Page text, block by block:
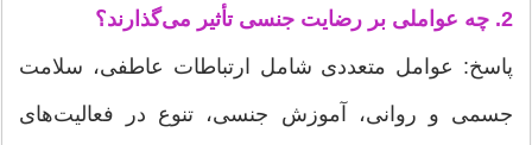
2. چه عواملی بر رضایت جنسی تأثیر می‌گذارند؟
پاسخ: عوامل متعددی شامل ارتباطات عاطفی، سلامت
جسمی و روانی، آموزش جنسی، تنوع در فعالیت‌های